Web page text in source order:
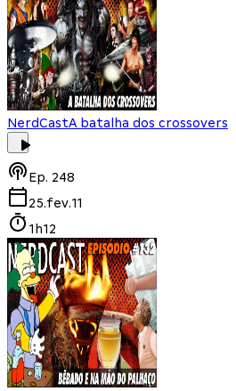
NerdCastA batalha dos crossovers
Ep. 248
25.fev.11
1h12